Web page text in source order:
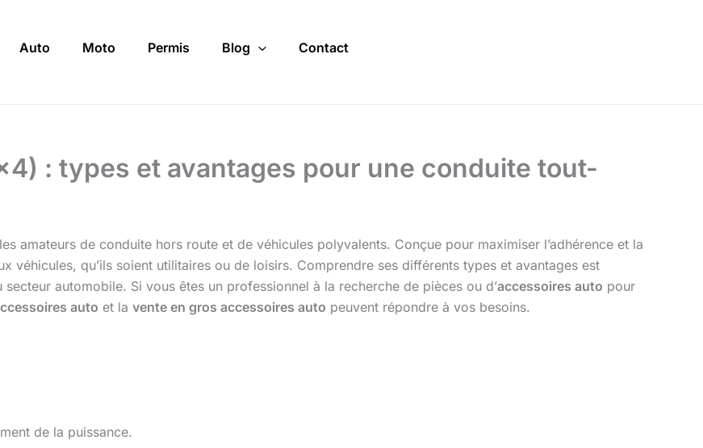
Auto Moto Permis Blog Contact
: types et avantages pour une conduite tout-
amateurs de conduite hors route et de véhicules polyvalents. Conçue pour maximiser l’adhérence et la
véhicules, qu’ils soient utilitaires ou de loisirs. Comprendre ses différents types et avantages est
automobile. Si vous êtes un professionnel à la recherche de pièces ou d’accessoires auto pour
auto et la vente en gros accessoires auto peuvent répondre à vos besoins.
de la puissance.